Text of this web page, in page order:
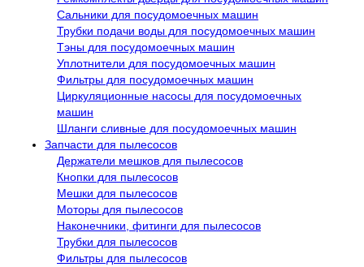
Сальники для посудомоечных машин
Трубки подачи воды для посудомоечных машин
Тэны для посудомоечных машин
Уплотнители для посудомоечных машин
Фильтры для посудомоечных машин
Циркуляционные насосы для посудомоечных
машин
Шланги сливные для посудомоечных машин
Запчасти для пылесосов
Держатели мешков для пылесосов
Кнопки для пылесосов
Мешки для пылесосов
Моторы для пылесосов
Наконечники, фитинги для пылесосов
Трубки для пылесосов
Фильтры для пылесосов